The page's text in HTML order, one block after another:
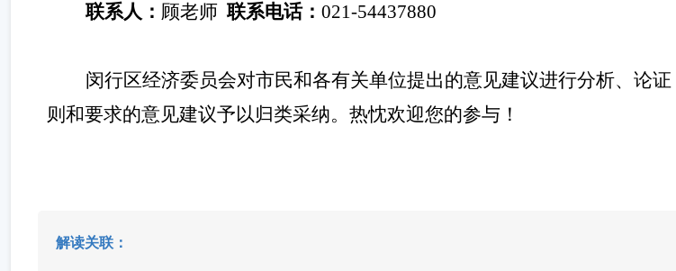
联系人： 顾老师 联系电话： 021-54437880
闵行区经济委员会对市民和各有关单位提出的意见建议进行分析、论
则和要求的意见建议予以归类采纳。热忱欢迎您的参与！
解读关联：